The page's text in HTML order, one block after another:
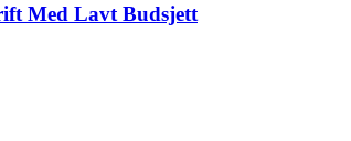
Med Lavt Budsjett